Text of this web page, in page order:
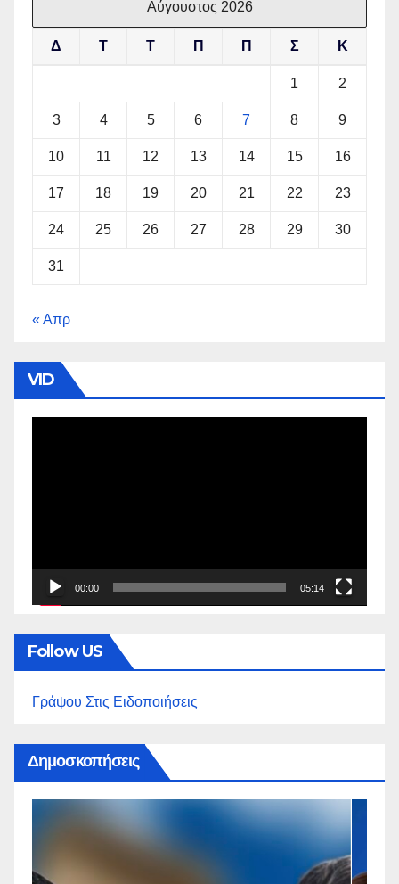
Αύγουστος 2026
Δ Τ Τ Π Π Σ Κ
1 2
3 4 5 6 7 8 9
10 11 12 13 14 15 16
17 18 19 20 21 22 23
24 25 26 27 28 29 30
31
« Απρ
VID
00:00 05:14
Follow US
Γράψου Στις Ειδοποιήσεις
Δημοσκοπήσεις